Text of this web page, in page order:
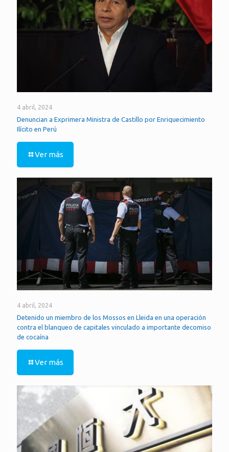
4 abril, 2024
Denuncian a Exprimera Ministra de Castillo por Enriquecimiento
Ilícito en Perú
Ver más
4 abril, 2024
Detenido un miembro de los Mossos en Lleida en una operación
contra el blanqueo de capitales vinculado a importante decomiso
de cocaína
Ver más